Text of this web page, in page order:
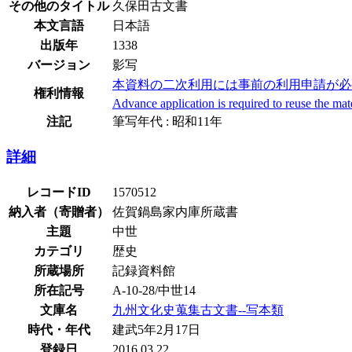
その他のタイトル 久保田古文書
本文言語
日本語
出版年
1338
バージョン
影写
権利情報
本資料の二次利用には事前の利用申請が
Advance application is required to reuse the
注記
筆写年代 : 昭和11年
詳細
レコードID
1570512
納入者（寄贈者）
佐賀鍋島家内庫所蔵書
主題
中世
カテゴリ
歴史
所蔵場所
記録資料館
所在記号
A-10-28/中世14
文庫名
九州文化史蒐集古文書--写本類
時代・年代
建武5年2月17日
登録日
2016.03.22